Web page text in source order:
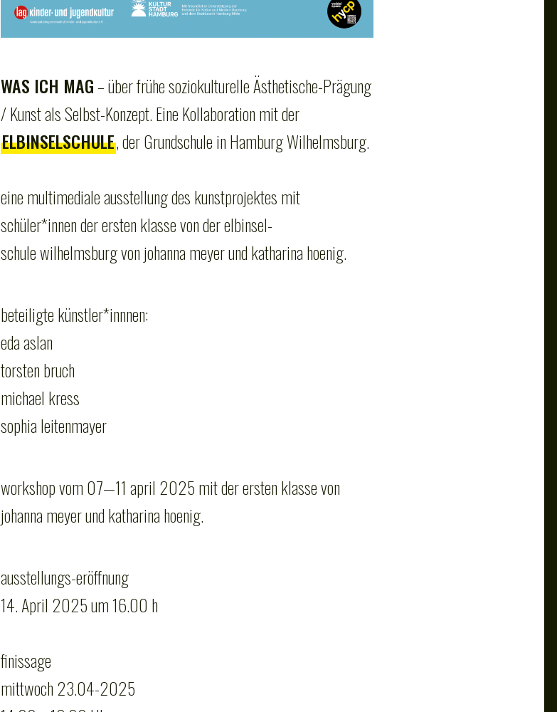
WAS ICH MAG– über frühe soziokulturelle Ästhetische-Prägung
/ Kunst als Selbst-Konzept. Eine Kollaboration mit der
ELBINSELSCHULE, der Grundschule in Hamburg Wilhelmsburg.
eine multimediale ausstellung des kunstprojektes mit
schüler*innen der ersten klasse von der elbinsel-
schule wilhelmsburg von johanna meyer und katharina hoenig.
beteiligte künstler*innnen:
eda aslan
torsten bruch
michael kress
sophia leitenmayer
workshop vom 07—11 april 2025 mit der ersten klasse von
johanna meyer und katharina hoenig.
ausstellungs-eröffnung
14. April 2025 um 16.00 h
finissage
mittwoch 23.04-2025